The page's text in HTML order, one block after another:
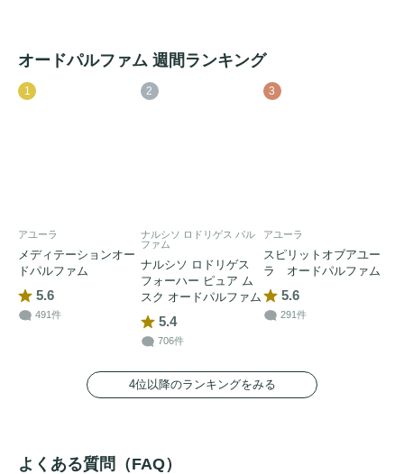
オードパルファム 週間ランキング
1
アユーラ
メディテーションオー
ドパルファム
5.6
491件
2
ナルシソ ロドリゲス パル
ファム
ナルシソ ロドリゲス
フォーハー ピュア ム
スク オードパルファム
5.4
706件
3
アユーラ
スピリットオブアユー
ラ オードパルファム
5.6
291件
4位以降のランキングをみる
よくある質問（FAQ）